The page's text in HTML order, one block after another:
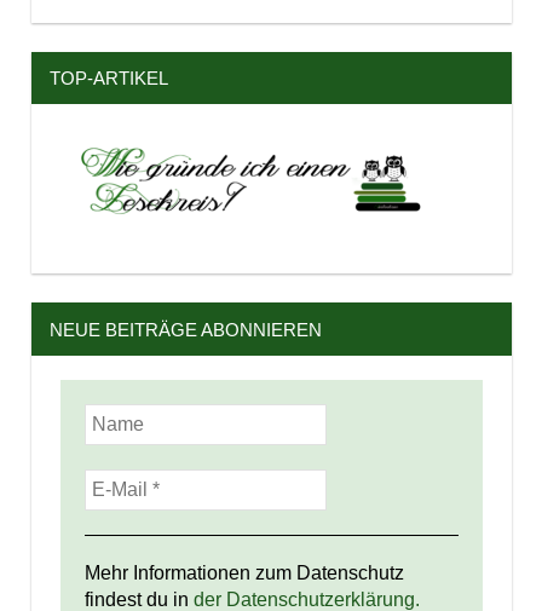
TOP-ARTIKEL
NEUE BEITRÄGE ABONNIEREN
Mehr Informationen zum Datenschutz
findest du in der Datenschutzerklärung.